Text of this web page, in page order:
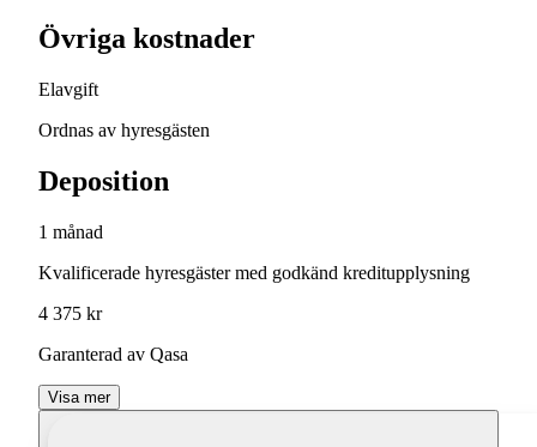
Övriga kostnader
Elavgift
Ordnas av hyresgästen
Deposition
1 månad
Kvalificerade hyresgäster med godkänd kreditupplysning
4 375 kr
Garanterad av Qasa
Visa mer